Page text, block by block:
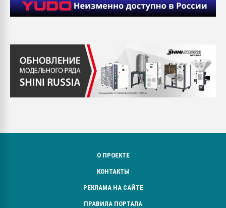
О ПРОЕКТЕ
КОНТАКТЫ
РЕКЛАМА НА САЙТЕ
ПРАВИЛА ПОРТАЛА